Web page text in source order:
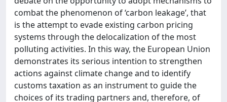
combat the phenomenon of ‘carbon leakage’, that
is the attempt to evade existing carbon pricing
systems through the delocalization of the most
polluting activities. In this way, the European Union
demonstrates its serious intention to strengthen
actions against climate change and to identify
customs taxation as an instrument to guide the
choices of its trading partners and, therefore, of